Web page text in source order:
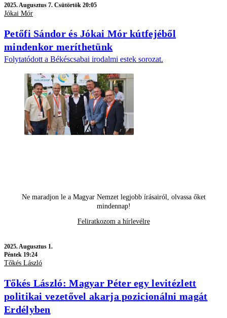
2025.Augusztus 7. Csütörtök 20:05
Jókai Mór
Petőfi Sándor és Jókai Mór kútfejéből
mindenkor meríthetünk
Folytatódott a Békéscsabai irodalmi estek sorozat.
Ne maradjon le a Magyar Nemzet legjobb írásairól, olvassa őket
mindennap!
Feliratkozom a hírlevélre
2025.Augusztus 1.
Péntek 19:24
Tőkés László
Tőkés László: Magyar Péter egy levitézlett
politikai vezetővel akarja pozicionálni magát
Erdélyben